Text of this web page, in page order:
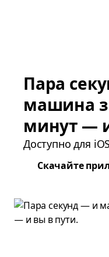
Пара
машина
минут —
Доступно для
Скачайте